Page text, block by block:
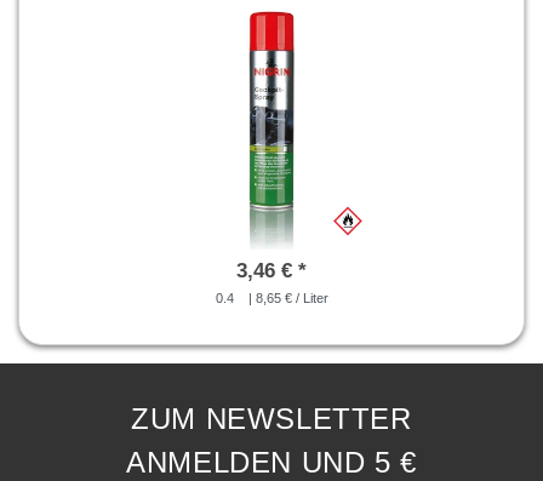
3,46 € *
0.4 | 8,65 € / Liter
ZUM NEWSLETTER
ANMELDEN UND 5 €